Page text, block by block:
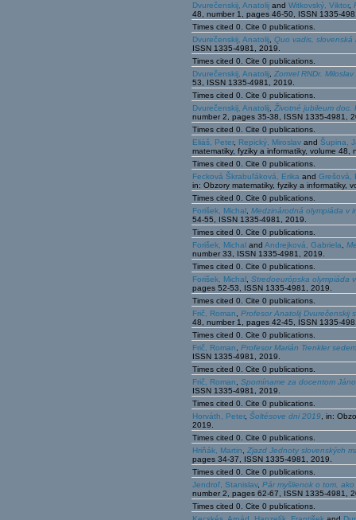
Dvurečenskij, Anatolij and Witkovský, Viktor,
48, number 1, pages 46-50, ISSN 1335-
Times cited 0. Cite 0 publications.
Dvurečenskij, Anatolij Quo vadis, slovenská
ISSN 1335-4981, 2019.
Times cited 0. Cite 0 publications.
Dvurečenskij, Anatolij Zomrel RNDr.
53, ISSN 1335-4981, 2019.
Times cited 0. Cite 0 publications.
Dvurečenskij, Anatolij Životné jubileum doc.
number 2, pages 35-38, ISSN 1335-4981,
Times cited 0. Cite 0 publications.
Eliáš, Peter, Repický, Miroslav and Šupina,
matematiky, fyziky a informatiky, volume
Times cited 0. Cite 0 publications.
Fecková Škrabuľáková, Erika and Grešová,
in: Obzory matematiky, fyziky a informatiky,
Times cited 0. Cite 0 publications.
Forišek, Michal Medzinárodná olympiáda v
54-55, ISSN 1335-4981, 2019.
Times cited 0. Cite 0 publications.
Forišek, Michal and Andrejková, Gabriela
number 33, ISSN 1335-4981, 2019.
Times cited 0. Cite 0 publications.
Forišek, Michal Stredoeurópska olympiáda
pages 52-53, ISSN 1335-4981, 2019.
Times cited 0. Cite 0 publications.
Frič, Roman
Profesor Anatolij Dvurečenskij
48, number 1, pages 42-45, ISSN 1335-
Times cited 0. Cite 0 publications.
Frič, Roman
Profesor Marián Trenkler
ISSN 1335-4981, 2019.
Times cited 0. Cite 0 publications.
Frič, Roman
Spomíname za docentom
ISSN 1335-4981, 2019.
Times cited 0. Cite 0 publications.
Horváth, Peter, Šoltésove dni 2019 , in:
2019.
Times cited 0. Cite 0 publications.
Hriňák, Martin
Zjazd Jednoty slovenských
pages 34-37, ISSN 1335-4981, 2019.
Times cited 0. Cite 0 publications.
Jendroľ, Stanislav, Pár myšlienok o tom,
number 2, pages 62-67, ISSN 1335-4981,
Times cited 0. Cite 0 publications.